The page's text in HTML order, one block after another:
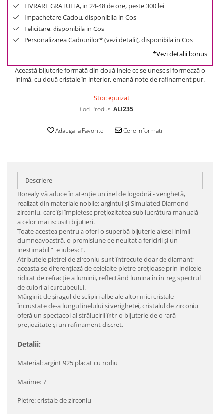
LIVRARE GRATUITA, in 24-48 de ore, peste 300 lei
Impachetare Cadou, disponibila in Cos
Felicitare, disponibila in Cos
Personalizarea Cadourilor* (vezi detalii), disponibila in Cos
*Vezi detalii bonus
Această bijuterie formată din două inele ce se unesc si formează o
inimă, cu două cristale în interior, emană note de rafinament pur.
Stoc epuizat
Cod Produs: ALI235
Adauga la Favorite Cere informatii
Descriere
Borealy vă aduce în atenţie un inel de logodnă - verighetă,
realizat din materiale nobile: argintul şi Simulated Diamond -
zirconiu, care îşi împletesc preţiozitatea sub lucrătura manuală
a celor mai iscusiţi bijutieri.
Toate acestea pentru a oferi o superbă bijuterie alesei inimii
dumneavoastră, o promisiune de neuitat a fericirii şi un
inestimabil “Te iubesc!”.
Atributele pietrei de zirconiu sunt întrecute doar de diamant;
aceasta se diferenţiază de celelalte pietre preţioase prin indicele
ridicat de refracţie a luminii, reflectând lumina în întreg spectrul
de culori al curcubeului.
Mărginit de şiragul de sclipiri albe ale altor mici cristale
încrustate de-a lungul inelului şi verighetei, cristalul de zirconiu
oferă un spectacol al strălucirii într-o bijuterie de o rară
preţiozitate şi un rafinament discret.
Detalii:
Material: argint 925 placat cu rodiu
Marime: 7
Pietre: cristale de zirconiu